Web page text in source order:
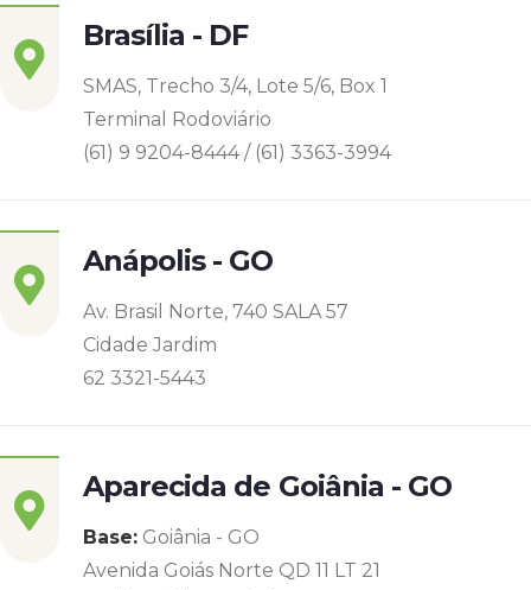
Brasília - DF
SMAS, Trecho 3/4, Lote 5/6, Box 1
Terminal Rodoviário
(61) 9 9204-8444 / (61) 3363-3994
Anápolis - GO
Av. Brasil Norte, 740 SALA 57
Cidade Jardim
62 3321-5443
Aparecida de Goiânia - GO
Base: Goiânia - GO
Avenida Goiás Norte QD 11 LT 21